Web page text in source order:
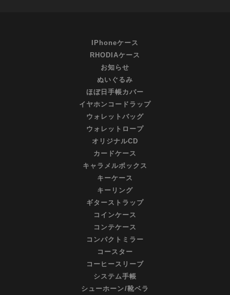
０
０
円
の
い
ー
IPhoneケース
RHODIAケース
お知らせ
ぬいぐるみ
ほぼ日手帳カバー
イヤホンコードラップ
ウォレットバッグ
ウォレットロープ
オリジナルCD
カードケース
キャラメルボックス
キーケース
キーリング
ギターストラップ
コインケース
コンテケース
コンパクトミラー
コースター
コーヒースリーブ
システム手帳
シューホーン/靴ベラ